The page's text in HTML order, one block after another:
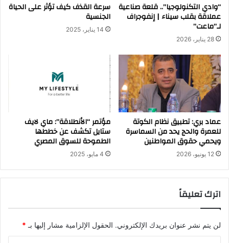
“وادي التكنولوجيا”.. قلعة صناعية
عملاقة بقلب سيناء | إنفوجراف
لـ”ماعت”
28 يناير، 2026
سرعة القذف كيف تؤثر على الحياة
الجنسية
14 يناير، 2025
عماد بري: تطبيق نظام الكوتة
للعمرة والحج يحد من السماسرة
ويحمي حقوق المواطنين
12 يونيو، 2026
مؤتمر “الأنطلاقة”: ماي لايف
ستايل تكشف عن خططها
الطموحة للسوق المصري
4 مايو، 2025
اترك تعليقاً
لن يتم نشر عنوان بريدك الإلكتروني. الحقول الإلزامية مشار إليها بـ *